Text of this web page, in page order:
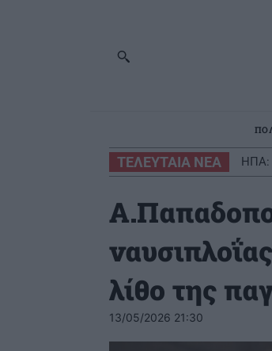
ΤΕΛΕΥΤΑΙΑ ΝΕΑ ΗΠΑ:
λίθο της
13/05/2026 21:30